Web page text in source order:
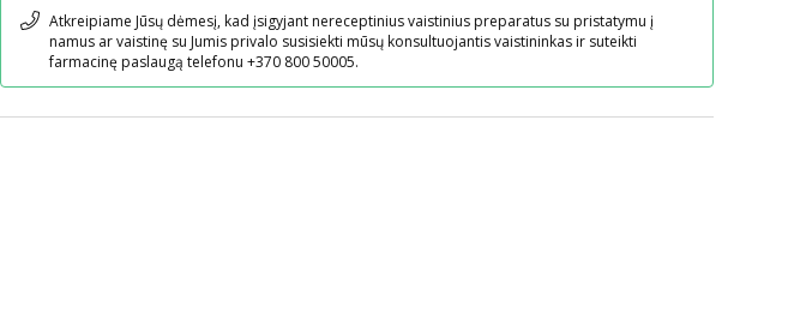
Pranešimas
Atkreipiame Jūsų dėmesį, kad įsigyjant nereceptinius vaistinius preparatus su pristatymu į
namus ar vaistinę su Jumis privalo susisiekti mūsų konsultuojantis vaistininkas ir suteikti
farmacinę paslaugą telefonu +370 800 50005.